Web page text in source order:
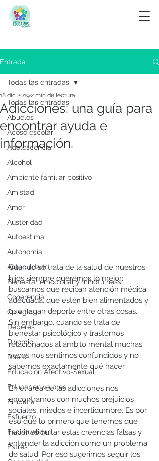
Entrada
Todas las entradas
Abuelos
Acoso escolar
Adolescencia
Alcohol
Ambiente familiar positivo
Amistad
Amor
Austeridad
Autoestima
Autonomía
Autocuidado
Bienestar emocional y mindfulness
Coherencia
Colegio
Deberes
Divorcio
Duelo
Educación Afectivo-Sexual
Educar en valores
Empatía
Esfuerzo
Espiritualidad
Estrés
Todas las entradas
Adicciones: una guía para
encontrar ayuda e
información.
18 dic 20192 min de lectura
Cuando se trata de la salud de nuestros
hijos siempre queremos lo mejor:
buscamos que reciban atención médica
adecuada, que estén bien alimentados y
que hagan deporte entre otras cosas.
Sin embargo, cuando se trata de
bienestar psicológico y trastornos
relacionados al ámbito mental muchas
veces nos sentimos confundidos y no
sabemos exactamente qué hacer.
En el área de las adicciones nos
encontramos con muchos prejuicios
sociales, miedos e incertidumbre. Es por
eso que lo primero que tenemos que
hacer es quitar estas creencias falsas y
entender la adicción como un problema
de salud. Por eso sugerimos seguir los